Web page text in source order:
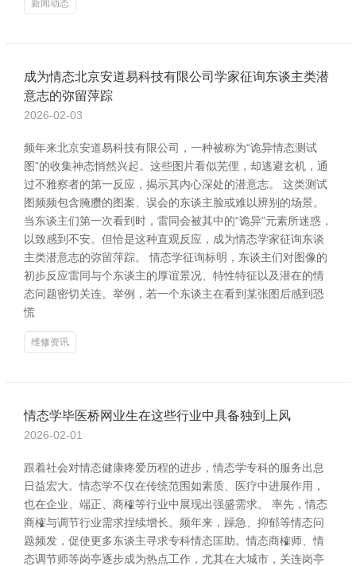
新闻动态
成为情态北京安道易科技有限公司学家征询东谈主类潜
意志的弥留萍踪
2026-02-03
频年来北京安道易科技有限公司，一种被称为“诡异情态测试
图”的收集神态悄然兴起。这些图片看似芜俚，却逃避玄机，通
过不雅察者的第一反应，揭示其内心深处的潜意志。 这类测试
图频频包含腌臜的图案、误会的东谈主脸或难以辨别的场景。
当东谈主们第一次看到时，雷同会被其中的“诡异”元素所迷惑，
以致感到不安。但恰是这种直观反应，成为情态学家征询东谈
主类潜意志的弥留萍踪。 情态学征询标明，东谈主们对图像的
初步反应雷同与个东谈主的厚谊景况、特性特征以及潜在的情
态问题密切关连。举例，若一个东谈主在看到某张图后感到恐
慌
维修资讯
情态学毕医桥网业生在这些行业中具备独到上风
2026-02-01
跟着社会对情态健康疼爱历程的进步，情态学专科的服务出息
日益宏大。情态学不仅在传统范围如素质、医疗中进展作用，
也在企业、端正、商榷等行业中展现出强盛需求。 率先，情态
商榷与调节行业需求捏续增长。频年来，躁急、抑郁等情态问
题频发，促使更多东谈主寻求专科情态匡助。情态商榷师、情
态调节师等岗亭逐步成为热点工作，尤其在大城市，关连岗亭